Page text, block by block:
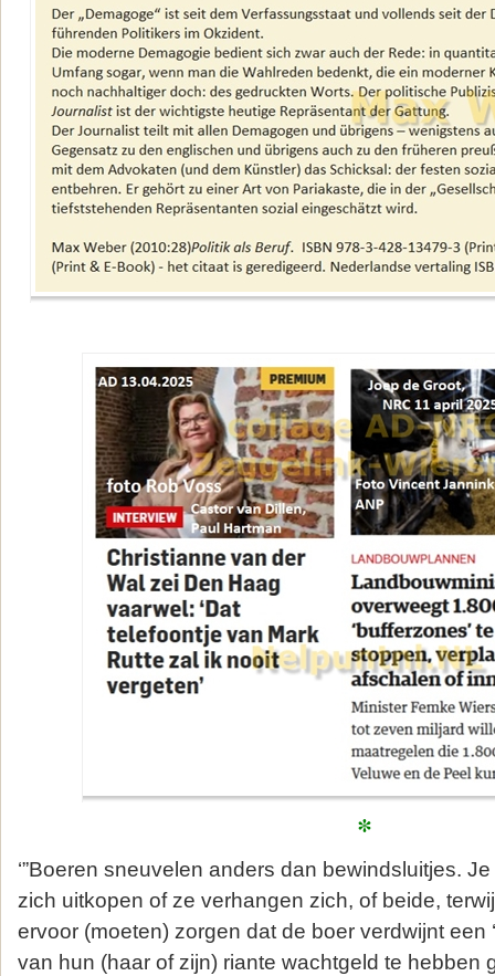
*
‘”Boeren sneuvelen anders dan bewindsluitjes.
zich uitkopen of ze verhangen zich, of beide,
ervoor (moeten) zorgen dat de boer verdwijnt een
van hun (haar of zijn) riante wachtgeld te hebben